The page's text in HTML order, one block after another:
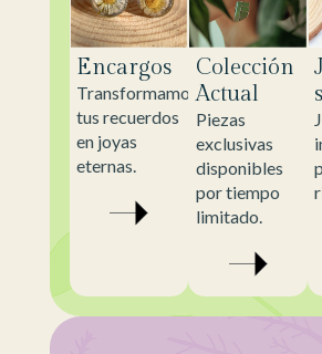
Encargos
Transformamos
tus recuerdos
en joyas
eternas.
Colección
Actual
Piezas
exclusivas
disponibles
por tiempo
limitado.